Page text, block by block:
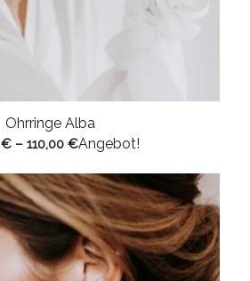
Ohrringe Alba
€– 110,00 €Angebot!